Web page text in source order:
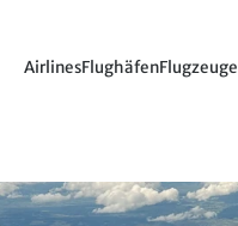
AirlinesFlughäfenFlugzeuge